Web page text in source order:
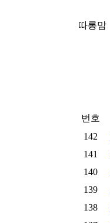
따롱맘
번호
142
141
140
139
138